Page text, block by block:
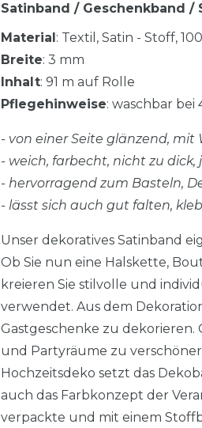
Satinband / Geschenkband /
Material : Textil, Satin - Stoff,
Breite: 3 mm
Inhalt: 91 m auf Rolle
Pflegehinweise: waschbar
- von einer Seite glänzend, mit
- weich, farbecht, nicht zu
- hervorragend zum Basteln,
- lässt sich auch gut falten,
Unser dekoratives Satinband
Ob Sie nun eine Halskette,
kreieren Sie stilvolle und
verwendet. Aus dem
Gastgeschenke zu dekorieren.
und Partyräume zu
Hochzeitsdeko setzt das
auch das Farbkonzept der
verpackte und mit einem